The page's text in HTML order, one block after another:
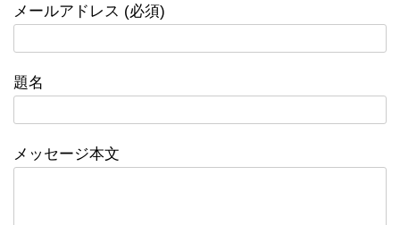
メールアドレス (必須)
題名
メッセージ本文